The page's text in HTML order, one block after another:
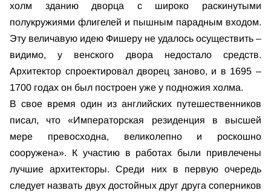
холм зданию дворца с широко раскинутыми
полукружиями флигелей и пышным парадным входом.
Эту величавую идею Фишеру не удалось осуществить –
видимо, у венского двора недостало средств.
Архитектор спроектировал дворец заново, и в 1695 –
1700 годах он был построен уже у подножия холма.
В свое время один из английских путешественников
писал, что «Императорская резиденция в высшей
мере превосходна, великолепно и роскошно
сооружена». К участию в работах были привлечены
лучшие архитекторы. Среди них в первую очередь
следует назвать двух достойных друг друга соперников